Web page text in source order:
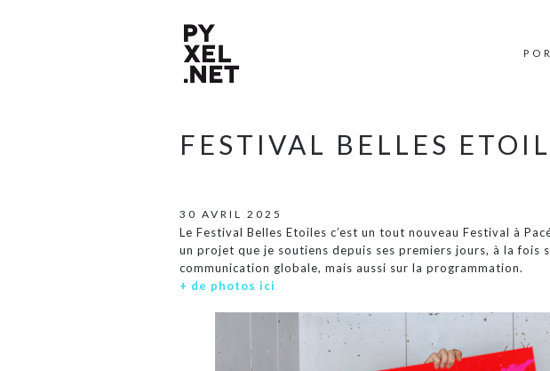
FESTIVAL BELLES
30 AVRIL 2025
Le Festival Belles Etoiles c’est un tout nouveau Festival à
un projet que je soutiens depuis ses premiers jours, à la fois
communication globale, mais aussi sur la programmation.
+ de photos ici